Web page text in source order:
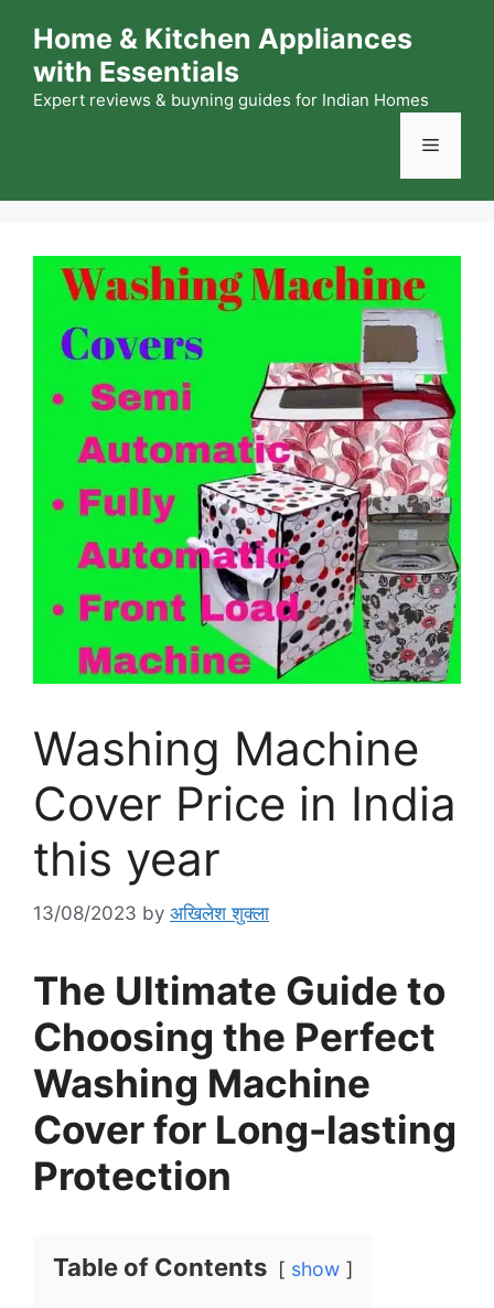
content
Home & Kitchen Appliances
with Essentials
Expert reviews & buyning guides for Indian Homes
Menu
Washing Machine
Cover Price in India
this year
13/08/2023 by अखिलेश शुक्ला
The Ultimate Guide to
Choosing the Perfect
Washing Machine
Cover for Long-lasting
Protection
Table of Contents show